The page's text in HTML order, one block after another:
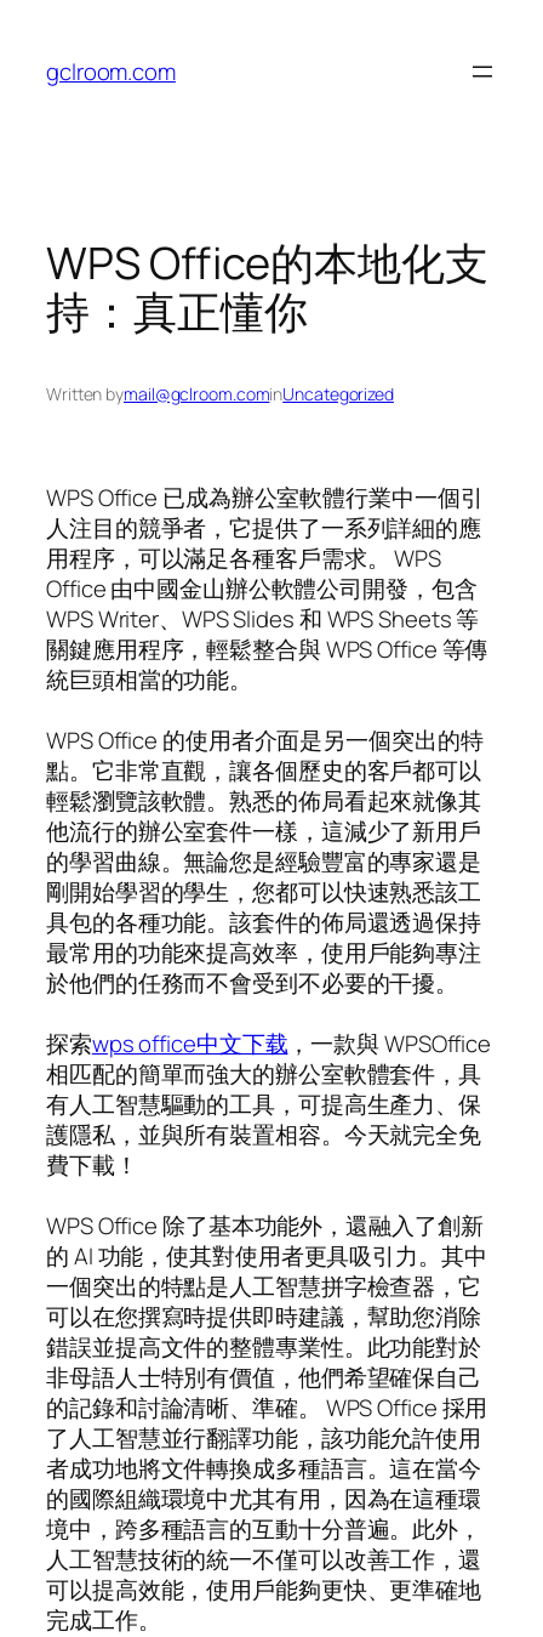
content
gclroom.com
WPS Office的本地化支
持：真正懂你
Written bymail@gclroom.cominUncategorized
WPS Office 已成為辦公室軟體行業中一個引
人注目的競爭者，它提供了一系列詳細的應
用程序，可以滿足各種客戶需求。 WPS
Office 由中國金山辦公軟體公司開發，包含
WPS Writer、WPS Slides 和 WPS Sheets 等
關鍵應用程序，輕鬆整合與 WPS Office 等傳
統巨頭相當的功能。
WPS Office 的使用者介面是另一個突出的特
點。它非常直觀，讓各個歷史的客戶都可以
輕鬆瀏覽該軟體。熟悉的佈局看起來就像其
他流行的辦公室套件一樣，這減少了新用戶
的學習曲線。無論您是經驗豐富的專家還是
剛開始學習的學生，您都可以快速熟悉該工
具包的各種功能。該套件的佈局還透過保持
最常用的功能來提高效率，使用戶能夠專注
於他們的任務而不會受到不必要的干擾。
探索wps office中文下载 ，一款與 WPSOffice
相匹配的簡單而強大的辦公室軟體套件，具
有人工智慧驅動的工具，可提高生產力、保
護隱私，並與所有裝置相容。今天就完全免
費下載！
WPS Office 除了基本功能外，還融入了創新
的 AI 功能，使其對使用者更具吸引力。其中
一個突出的特點是人工智慧拼字檢查器，它
可以在您撰寫時提供即時建議，幫助您消除
錯誤並提高文件的整體專業性。此功能對於
非母語人士特別有價值，他們希望確保自己
的記錄和討論清晰、準確。 WPS Office 採用
了人工智慧並行翻譯功能，該功能允許使用
者成功地將文件轉換成多種語言。這在當今
的國際組織環境中尤其有用，因為在這種環
境中，跨多種語言的互動十分普遍。此外，
人工智慧技術的統一不僅可以改善工作，還
可以提高效能，使用戶能夠更快、更準確地
完成工作。